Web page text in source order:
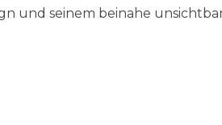
und seinem beinahe